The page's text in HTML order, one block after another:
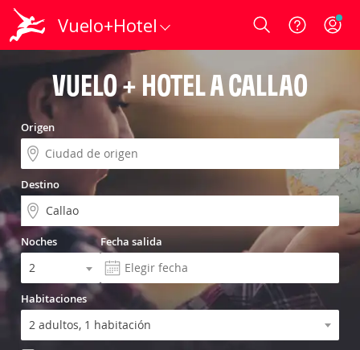
Vuelo+Hotel Login
VUELO + HOTEL A CALLAO
Origen
Destino
Noches Fecha salida
Habitaciones